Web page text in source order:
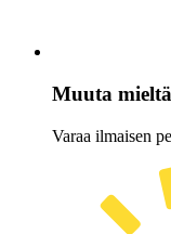
Muuta
Varaa ilmaisen